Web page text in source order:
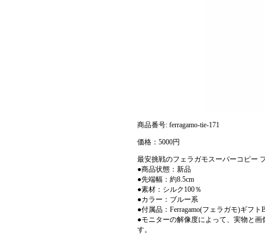
商品番号: ferragamo-tie-171
価格：5000円
最安挑戦のフェラガモスーパーコピー
●商品状態：新品
●先端幅：約8.5cm
●素材：シルク100％
●カラー：ブルー系
●付属品：Ferragamo(フェラガモ)ギフト
●モニターの解像度によって、実物と
す。